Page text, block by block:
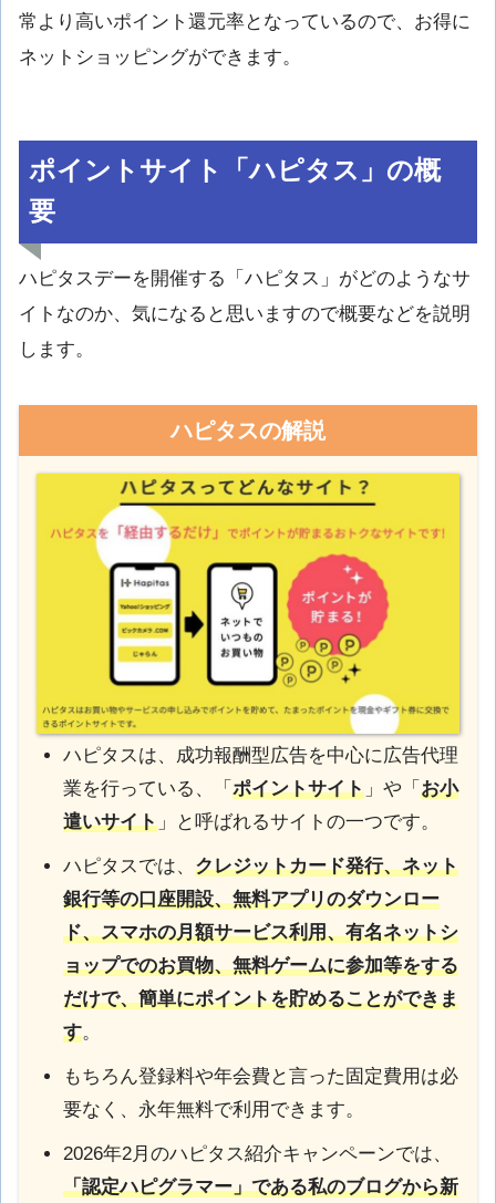
常より高いポイント還元率となっているので、お得に
ネットショッピングができます。
ポイントサイト「ハピタス」の概
要
ハピタスデーを開催する「ハピタス」がどのようなサ
イトなのか、気になると思いますので概要などを説明
します。
ハピタスの解説
ハピタスは、成功報酬型広告を中心に広告代理
業を行っている、「 ポイントサイト」や「 お小
遣いサイト」と呼ばれるサイトの一つです。
ハピタスでは、 クレジットカード発行、ネット
銀行等の口座開設、無料アプリのダウンロー
ド、スマホの月額サービス利用、有名ネットシ
ョップでのお買物、無料ゲームに参加等をする
だけで、簡単にポイントを貯めることができま
す。
もちろん登録料や年会費と言った固定費用は必
要なく、永年無料で利用できます。
2026年2月のハピタス紹介キャンペーンでは、
「認定ハピグラマー」である私のブログから新